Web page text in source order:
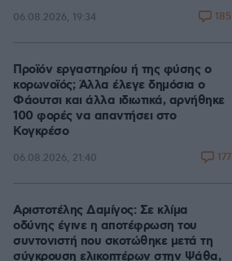
06.08.2026, 19:34 185
Προϊόν εργαστηρίου ή της φύσης ο
κορωνοϊός; Άλλα έλεγε δημόσια ο
Φάουτσι και άλλα ιδιωτικά, αρνήθηκε
100 φορές να απαντήσει στο
Κογκρέσο
06.08.2026, 21:40 177
Αριστοτέλης Δαμίγος: Σε κλίμα
οδύνης έγινε η αποτέφρωση του
συντονιστή που σκοτώθηκε μετά τη
σύγκρουση ελικοπτέρων στην Ψάθα,